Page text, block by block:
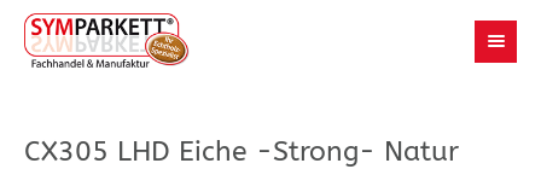
CX305 LHD Eiche -Strong- Natur